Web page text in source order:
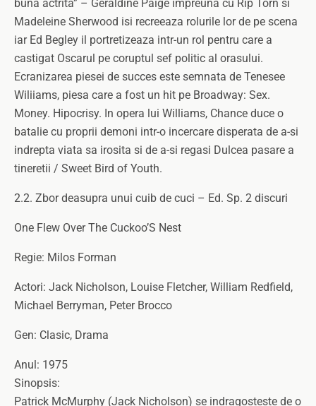
buna actrita” – Geraldine Paige impreuna cu Rip Torn si
Madeleine Sherwood isi recreeaza rolurile lor de pe scena
iar Ed Begley il portretizeaza intr-un rol pentru care a
castigat Oscarul pe coruptul sef politic al orasului.
Ecranizarea piesei de succes este semnata de Tenesee
Wiliiams, piesa care a fost un hit pe Broadway: Sex.
Money. Hipocrisy. In opera lui Williams, Chance duce o
batalie cu proprii demoni intr-o incercare disperata de a-si
indrepta viata sa irosita si de a-si regasi Dulcea pasare a
tineretii / Sweet Bird of Youth.
2.2. Zbor deasupra unui cuib de cuci – Ed. Sp. 2 discuri
One Flew Over The Cuckoo’S Nest
Regie: Milos Forman
Actori: Jack Nicholson, Louise Fletcher, William Redfield,
Michael Berryman, Peter Brocco
Gen: Clasic, Drama
Anul: 1975
Sinopsis:
Patrick McMurphy (Jack Nicholson) se indragosteste de o